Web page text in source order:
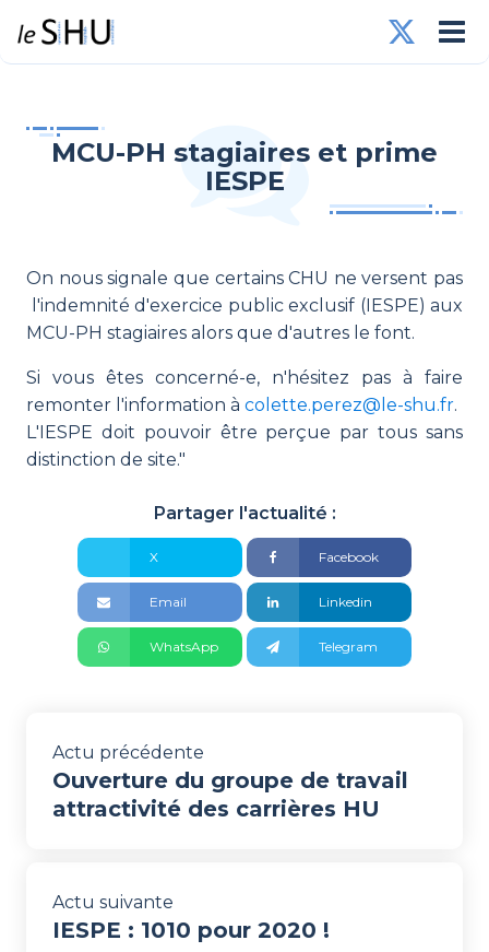
MCU-PH stagiaires et prime
IESPE
On nous signale que certains CHU ne versent pas
l'indemnité d'exercice public exclusif (IESPE) aux
MCU-PH stagiaires alors que d'autres le font.
Si vous êtes concerné-e, n'hésitez pas à faire
remonter l'information à colette.perez@le-shu.fr.
L'IESPE doit pouvoir être perçue par tous sans
distinction de site."
Partager l'actualité :
X Facebook
Email Linkedin
WhatsApp Telegram
Actu précédente
Ouverture du groupe de travail
attractivité des carrières HU
Actu suivante
IESPE : 1010 pour 2020 !